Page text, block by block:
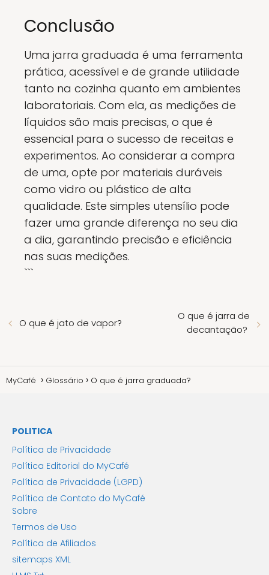
Conclusão
Uma jarra graduada é uma ferramenta
prática, acessível e de grande utilidade
tanto na cozinha quanto em ambientes
laboratoriais. Com ela, as medições de
líquidos são mais precisas, o que é
essencial para o sucesso de receitas e
experimentos. Ao considerar a compra
de uma, opte por materiais duráveis
como vidro ou plástico de alta
qualidade. Este simples utensílio pode
fazer uma grande diferença no seu dia
a dia, garantindo precisão e eficiência
nas suas medições.
```
O que é jato de vapor?
O que é jarra de
decantação?
MyCafé Glossário O que é jarra graduada?
POLITICA
Política de Privacidade
Política Editorial do MyCafé
Política de Privacidade (LGPD)
Política de Contato do MyCafé
Sobre
Termos de Uso
Política de Afiliados
sitemaps XML